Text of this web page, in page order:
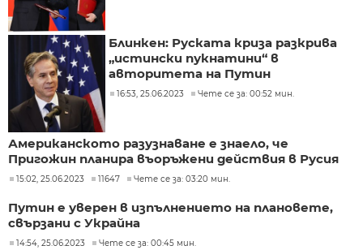
Блинкен: Руската криза разкрива
„истински пукнатини“ в
авторитета на Путин
16:53, 25.06.2023 Чете се за: 00:52 мин.
Американското разузнаване е знаело, че
Пригожин планира въоръжени действия в Русия
15:02, 25.06.2023 11647 Чете се за: 03:20 мин.
Путин е уверен в изпълнението на плановете,
свързани с Украйна
14:54, 25.06.2023 Чете се за: 00:45 мин.